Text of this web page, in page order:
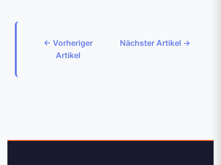
← Vorheriger
Artikel
Nächster Artikel →